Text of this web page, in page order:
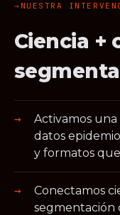
NUESTRA
Ciencia +
Activamos
datos
y formatos
Conectamos
segmentación